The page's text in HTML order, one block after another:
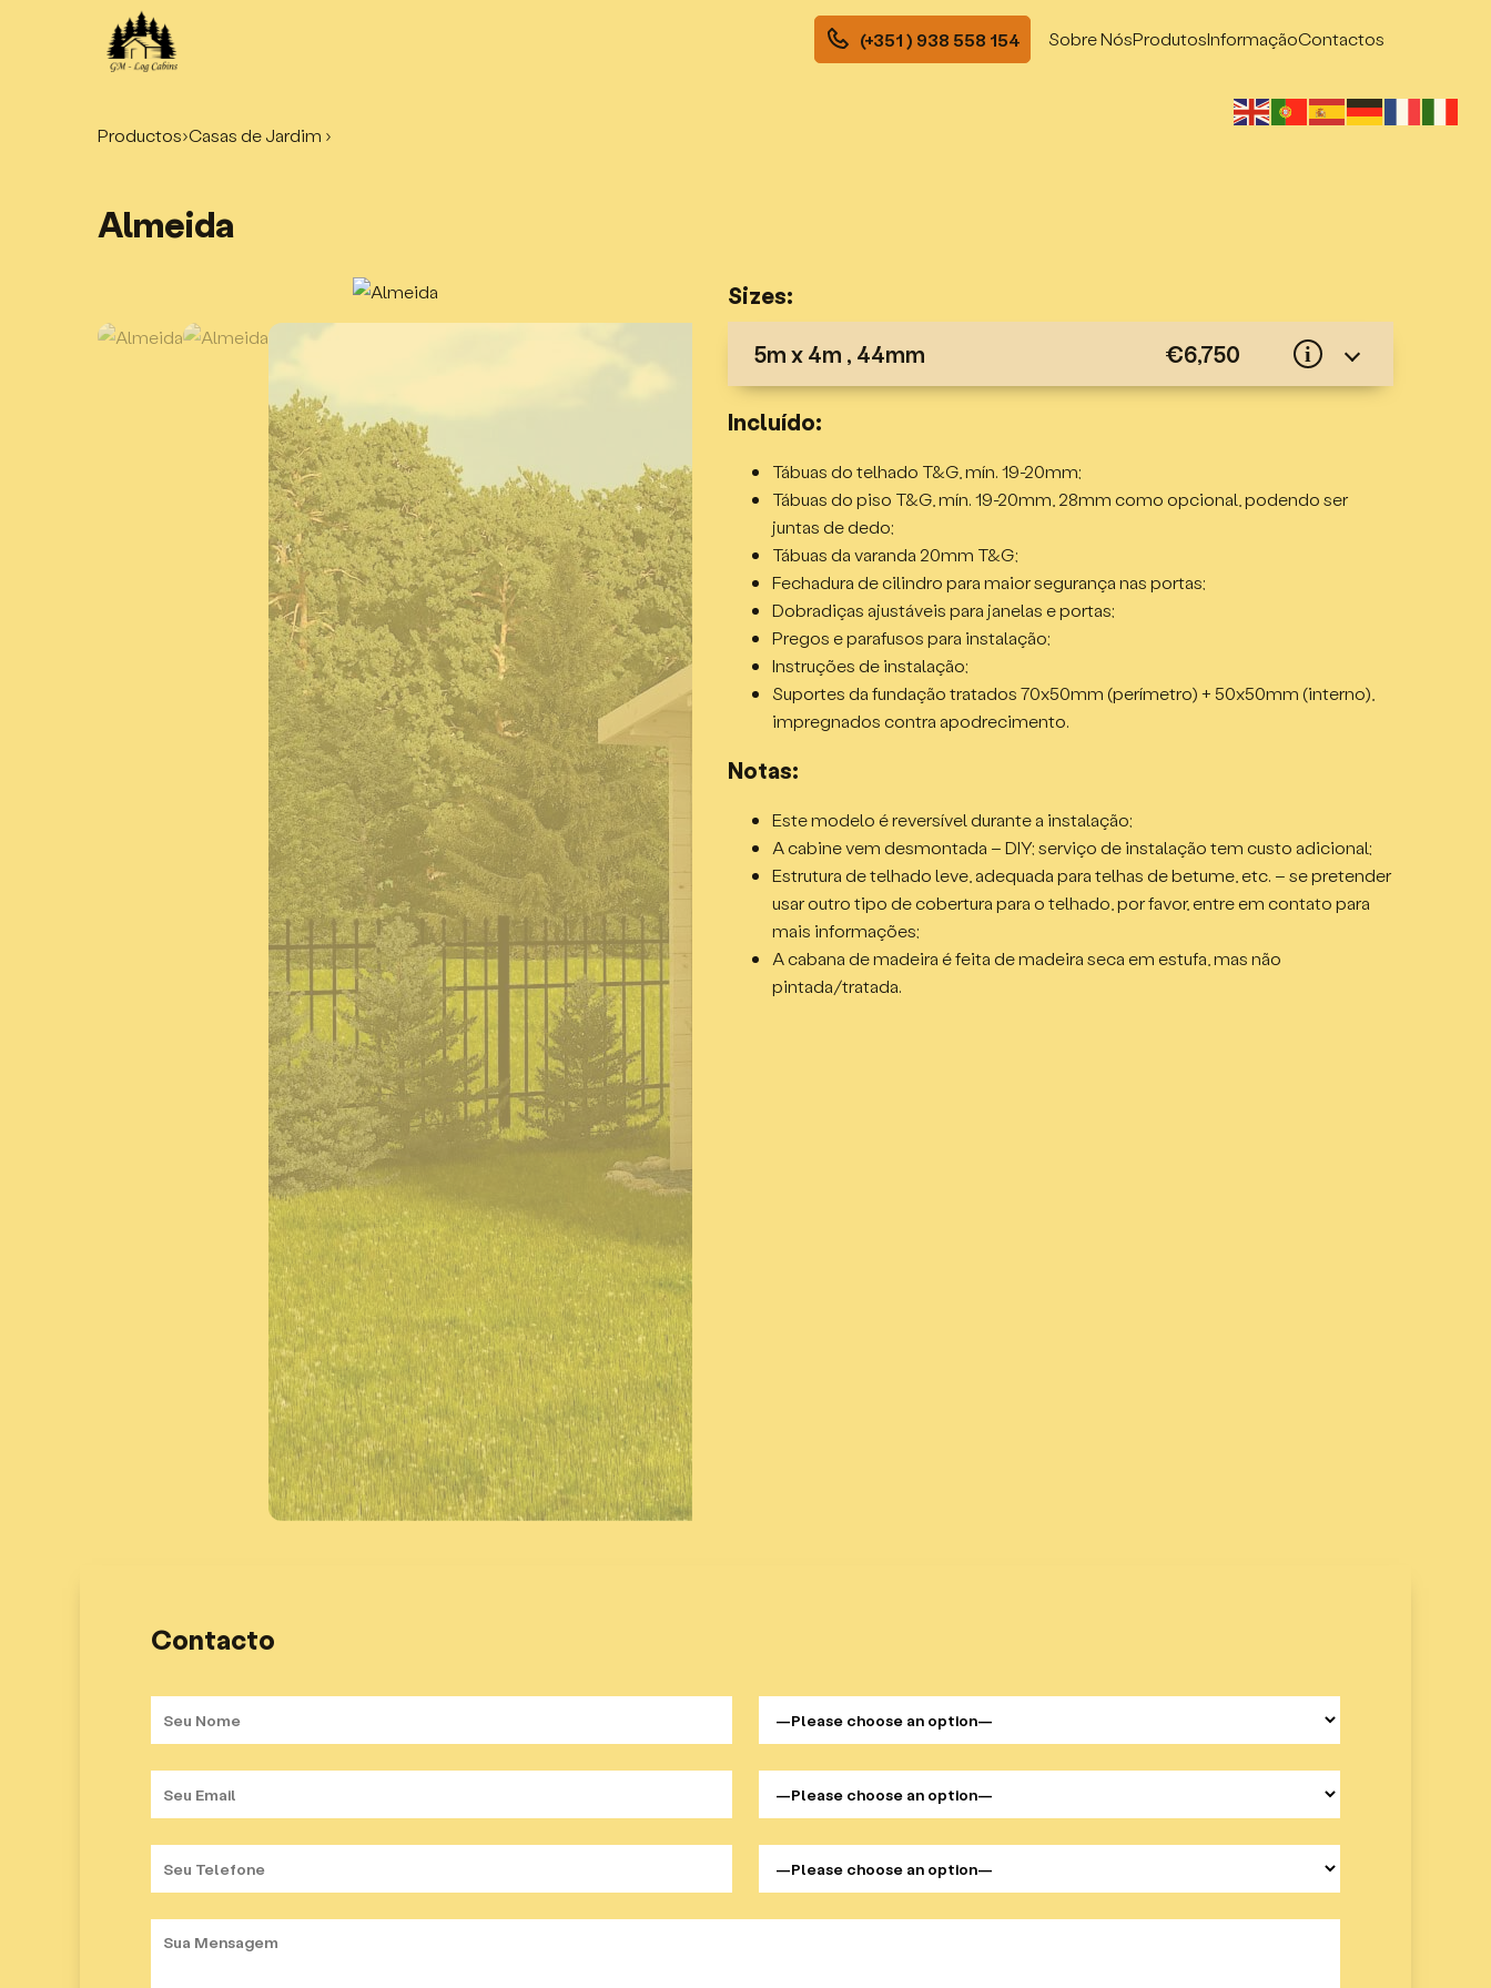
(+351 ) 938 558 154 Sobre NósProdutosInformaçãoContactos
Productos›Casas de Jardim ›
Almeida
Sizes:
5m x 4m , 44mm i
€6,750
Troncos das paredes – 44mm, dupla T&G, madeira de abeto;
Altura da cumeeira – 2,55m;
Dimensões externas – 4x3m;
Área interna – 8,19m²;
Área do telhado – 14,19m²;
Tamanho da base – 3,8 x 2,8m;
Porta dupla, meio envidraçada, abrindo para fora – 1600 x 1940mm;
2 janelas individuais, abrindo para fora – 750 x 1030mm;
Janelas e porta com vidro duplo (4-10-4), vedação em borracha
Incluído:
Tábuas do telhado T&G, mín. 19-20mm;
Tábuas do piso T&G, mín. 19-20mm, 28mm como opcional, podendo ser
juntas de dedo;
Tábuas da varanda 20mm T&G;
Fechadura de cilindro para maior segurança nas portas;
Dobradiças ajustáveis para janelas e portas;
Pregos e parafusos para instalação;
Instruções de instalação;
Suportes da fundação tratados 70x50mm (perímetro) + 50x50mm (interno),
impregnados contra apodrecimento.
Notas:
Este modelo é reversível durante a instalação;
A cabine vem desmontada – DIY; serviço de instalação tem custo adicional;
Estrutura de telhado leve, adequada para telhas de betume, etc. – se pretender
usar outro tipo de cobertura para o telhado, por favor, entre em contato para
mais informações;
A cabana de madeira é feita de madeira seca em estufa, mas não
pintada/tratada.
Contacto